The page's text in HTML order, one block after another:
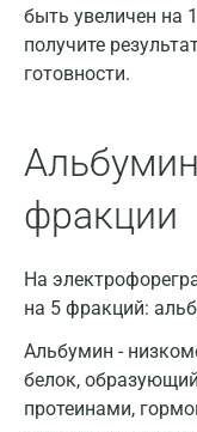
быть увеличен на
получите
готовности.
фракции
На
на 5 фракций:
Альбумин -
белок,
протеинами,